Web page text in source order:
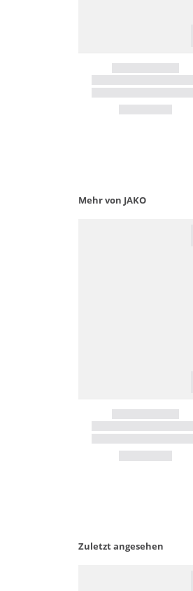
Mehr von JAKO
Zuletzt angesehen